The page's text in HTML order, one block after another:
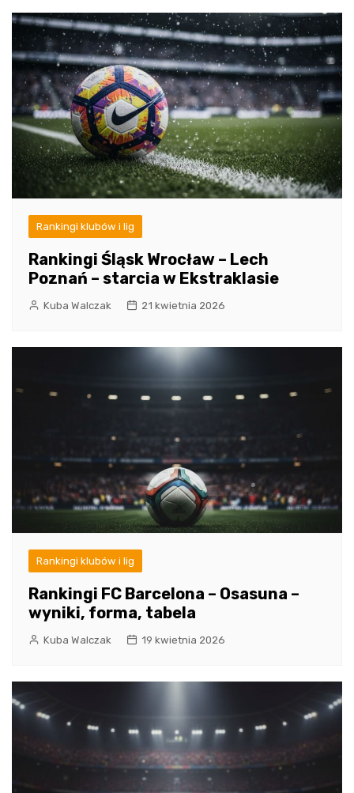
Rankingi klubów i lig
Rankingi Śląsk Wrocław – Lech
Poznań – starcia w Ekstraklasie
Kuba Walczak 21 kwietnia 2026
Rankingi klubów i lig
Rankingi FC Barcelona – Osasuna –
wyniki, forma, tabela
Kuba Walczak 19 kwietnia 2026